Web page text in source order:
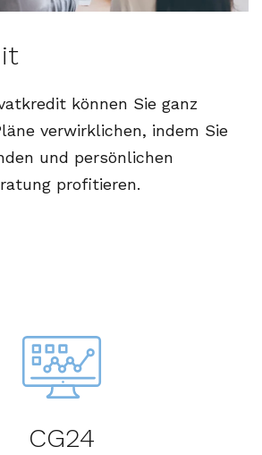
können Sie ganz
verwirklichen, indem Sie
und persönlichen
profitieren.
CG24